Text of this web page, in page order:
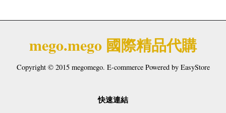
mego.mego 國際精品代購
Copyright © 2015 megomego. E-commerce Powered by EasyStore
快速連結